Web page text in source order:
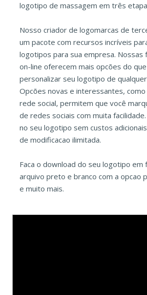
logotipo de massagem em três
Nosso criador de logomarcas de
um pacote com recursos incríveis
logotipos para sua empresa. Nossas
on-line oferecem mais opcões do que
personalizar seu logotipo de
Opcões novas e interessantes, como
rede social, permitem que você
de redes sociais com muita
no seu logotipo sem custos
de modificacao ilimitada.
Faca o download do seu logotipo em
arquivo preto e branco com a opcao
e muito mais.